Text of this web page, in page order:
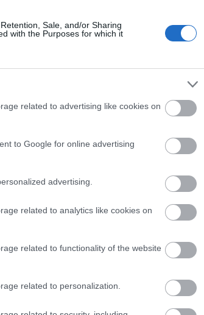
Sale, and/or Sharing
with the Purposes for which it
related to advertising like cookies on
to Google for online advertising
advertising.
related to analytics like cookies on
related to functionality of the website
related to personalization.
a nemzetközi turné
Asunciónban
adtak 15 városban
keretében összesen
előadást jelentett. A
amely tartalmazta a
betekintést nyerjenek
A DAL A
Focus
A fogoly
A
játékkészítő
A Kocka
Ördöge A
A
könyvtára
A
mimóza A
Tímea baby
Competition
Bakelit Balance
Balatoni
Margit
BARACKOS
Barba
Sándor
francia lagzik
Ben